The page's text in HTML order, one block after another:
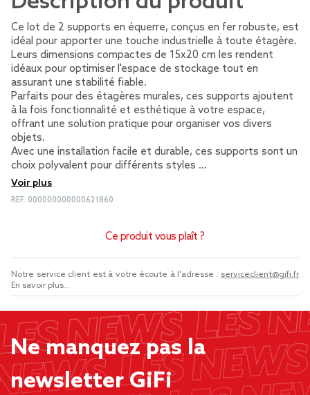
Ce lot de 2 supports en équerre, conçus en fer robuste, est
idéal pour apporter une touche industrielle à toute étagère.
Leurs dimensions compactes de 15x20 cm les rendent
idéaux pour optimiser l'espace de stockage tout en
assurant une stabilité fiable.
Parfaits pour des étagères murales, ces supports ajoutent
à la fois fonctionnalité et esthétique à votre espace,
offrant une solution pratique pour organiser vos divers
objets.
Avec une installation facile et durable, ces supports sont un
choix polyvalent pour différents styles …
Voir plus
REF. 000000000000621860
Ce produit vous plaît ?
Notre service client est à votre écoute à l'adresse : serviceclient@gifi.fr
En savoir plus...
Ne manquez pas la
newsletter GiFi